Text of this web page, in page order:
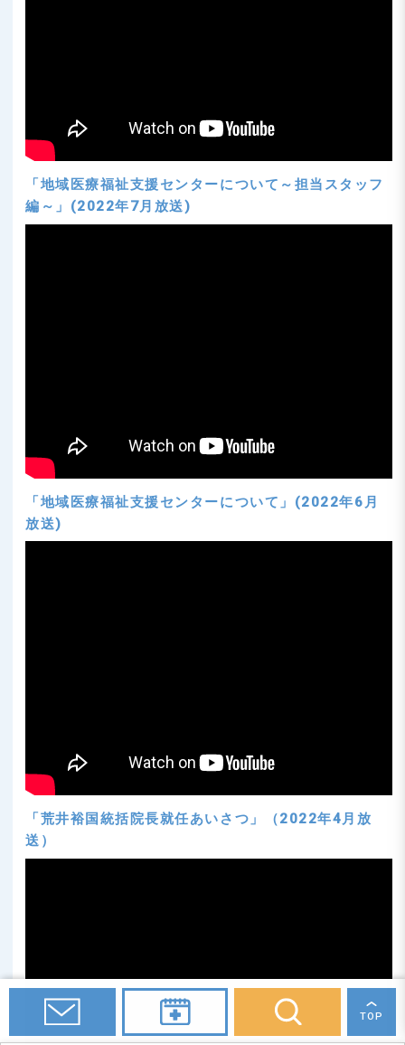
「地域医療福祉支援センターについて～担当スタッフ
編～」(2022年7月放送)
「地域医療福祉支援センターについて」(2022年6月
放送)
「荒井裕国統括院長就任あいさつ」（2022年4月放
送）
TOP